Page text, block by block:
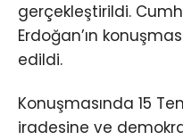
gerçekleştirildi.
Erdoğan’ın
edildi.
Konuşmasında 15
iradesine ve